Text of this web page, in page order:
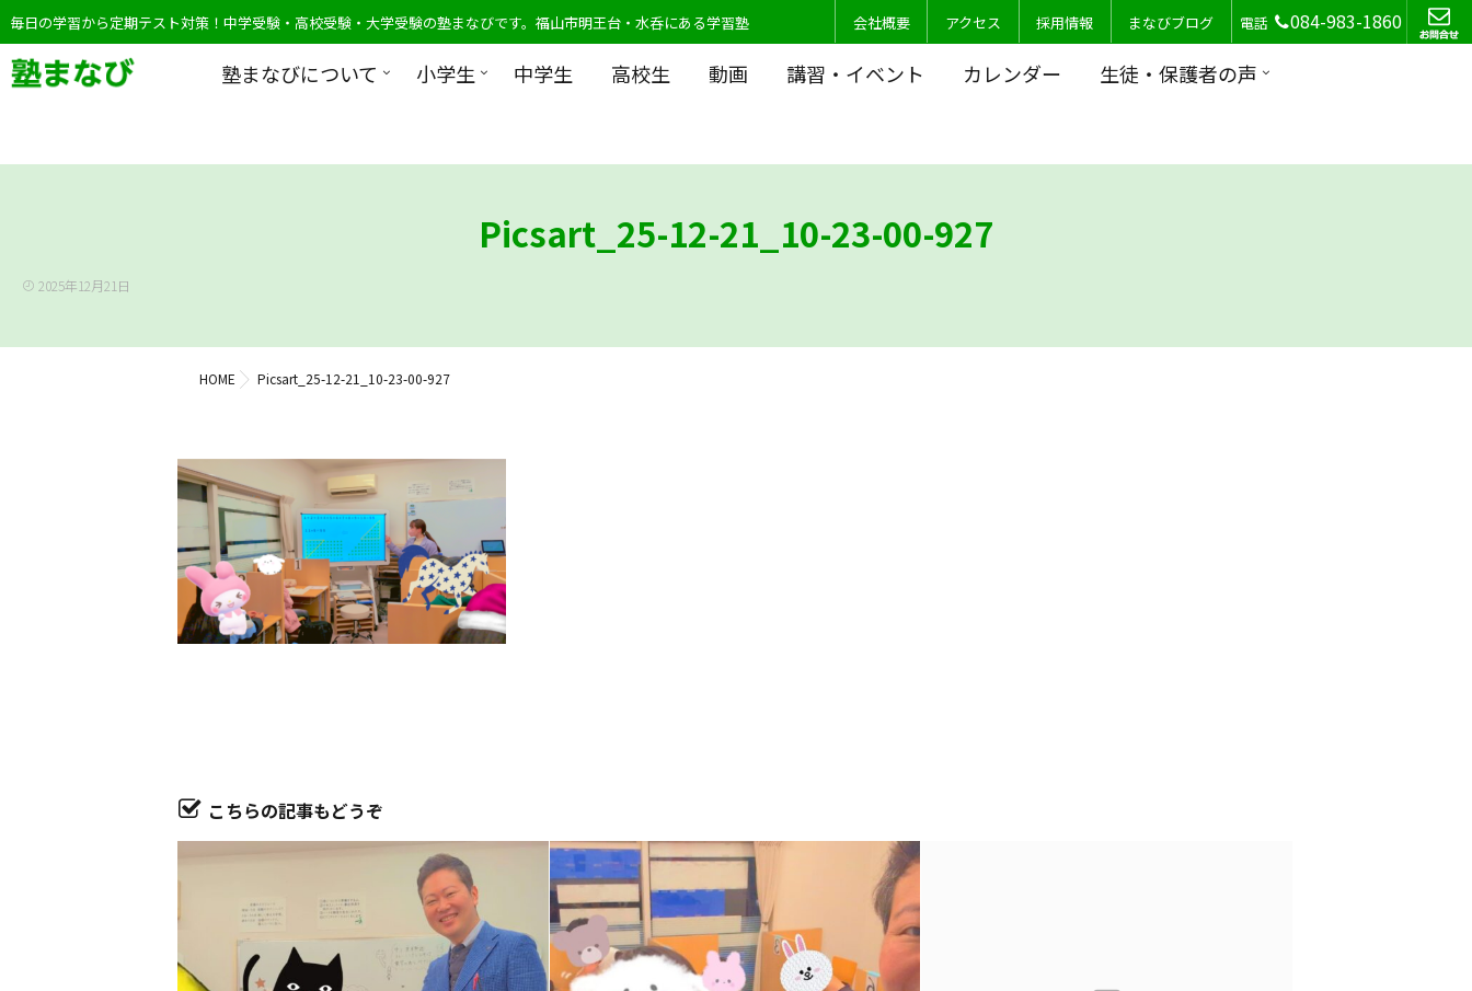
毎日の学習から定期テスト対策！中学受験・高校受験・大学受験の塾まなびです。福山市明王台・水呑にある学習塾 会社概要 アクセス 採用情報 まなびブログ 電話 084-983-1860
塾まなびについて 小学生 中学生 高校生 動画 講習・イベント カレンダー 生徒・保護者の声
Picsart_25-12-21_10-23-00-927
2025年12月21日
HOME Picsart_25-12-21_10-23-00-927
こちらの記事もどうぞ